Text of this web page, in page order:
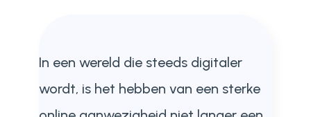
In een wereld die steeds digitaler
wordt, is het hebben van een sterke